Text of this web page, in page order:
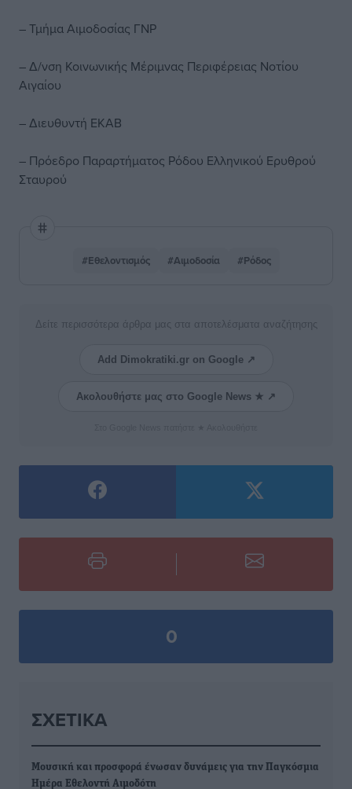
– Τμήμα Αιμοδοσίας ΓΝΡ
– Δ/νση Κοινωνικής Μέριμνας Περιφέρειας Νοτίου
Αιγαίου
– Διευθυντή ΕΚΑΒ
– Πρόεδρο Παραρτήματος Ρόδου Ελληνικού Ερυθρού
Σταυρού
#Εθελοντισμός #Αιμοδοσία #Ρόδος
Δείτε περισσότερα άρθρα μας στα αποτελέσματα αναζήτησης
Add Dimokratiki.gr on Google ↗
Ακολουθήστε μας στο Google News ★ ↗
0
ΣΧΕΤΙΚΆ
Μουσική και προσφορά ένωσαν δυνάμεις για την Παγκόσμια
Ημέρα Εθελοντή Αιμοδότη